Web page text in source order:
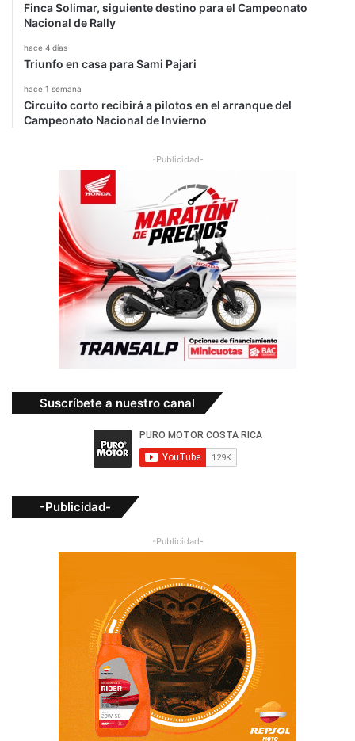
Finca Solimar, siguiente destino para el Campeonato
Nacional de Rally
hace 4 días
Triunfo en casa para Sami Pajari
hace 1 semana
Circuito corto recibirá a pilotos en el arranque del
Campeonato Nacional de Invierno
-Publicidad-
Suscríbete a nuestro canal
-Publicidad-
-Publicidad-